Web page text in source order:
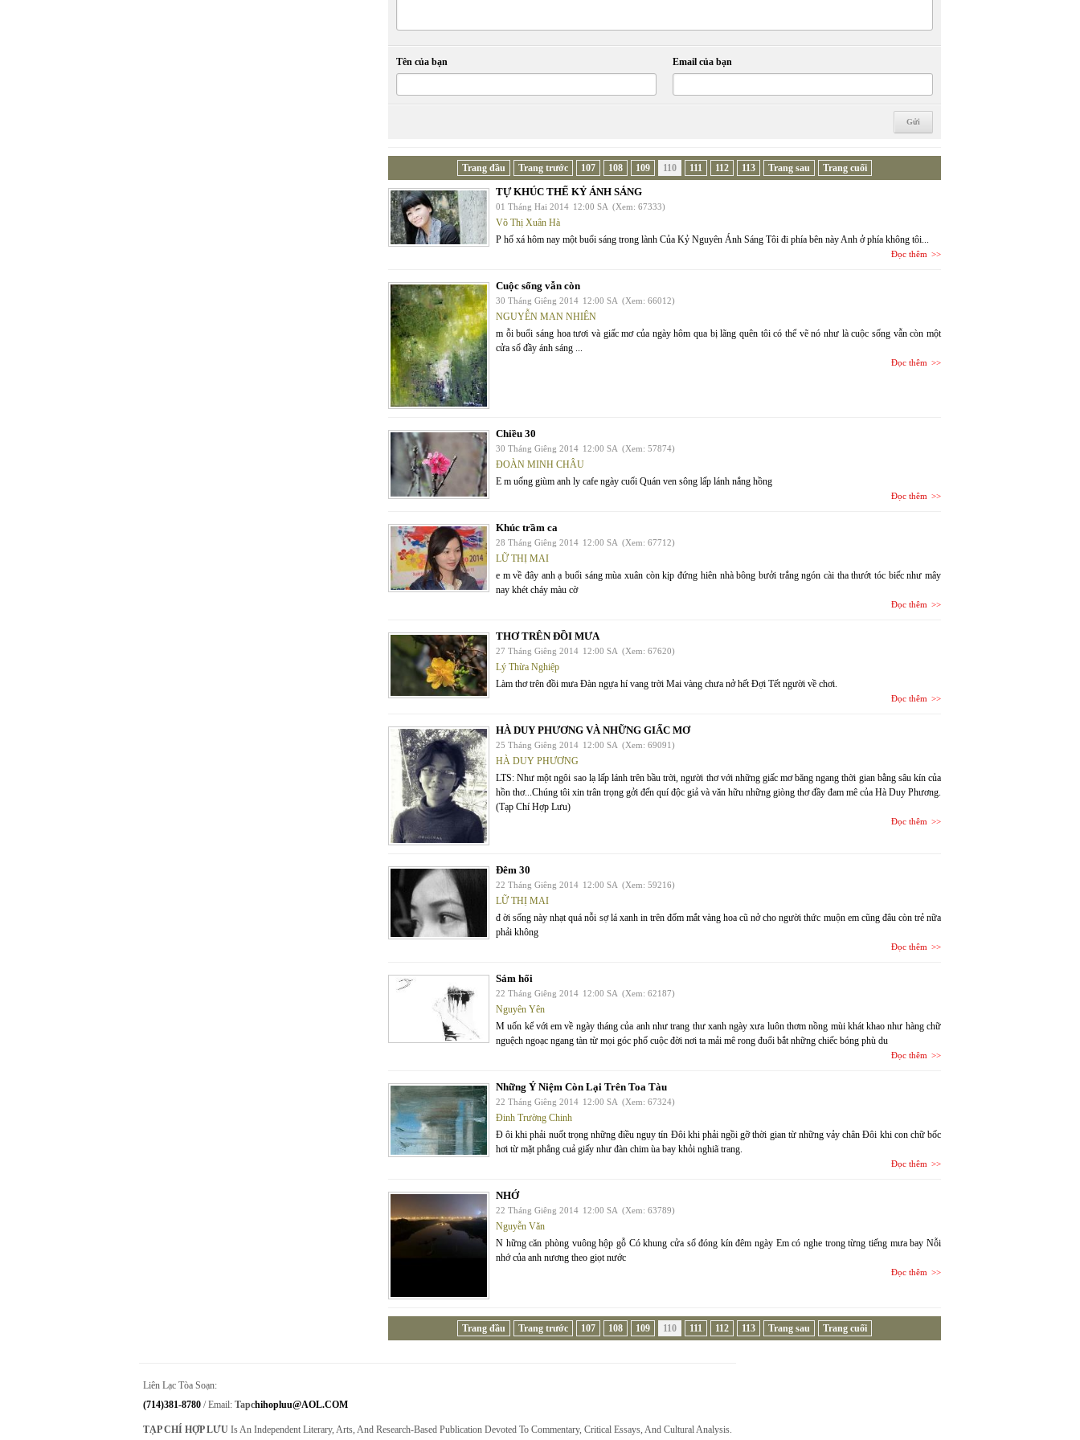
Tên của bạn Email của bạn
Trang đầu Trang trước 107 108 109 110 111 112 113 Trang sau Trang cuối
TỰ KHÚC THẾ KỶ ÁNH SÁNG
01 Tháng Hai 2014 12:00 SA (Xem: 67333)
Võ Thị Xuân Hà
P hố xá hôm nay một buổi sáng trong lành Của Kỷ Nguyên Ánh Sáng Tôi đi phía bên này Anh ở phía không tôi...
Đọc thêm
Cuộc sống vẫn còn
30 Tháng Giêng 2014 12:00 SA (Xem: 66012)
NGUYỄN MAN NHIÊN
m ỗi buổi sáng hoa tươi và giấc mơ của ngày hôm qua bị lãng quên tôi có thể vẽ nó như là cuộc sống vẫn còn một
cửa sổ đầy ánh sáng ...
Đọc thêm
Chiều 30
30 Tháng Giêng 2014 12:00 SA (Xem: 57874)
ĐOÀN MINH CHÂU
E m uống giùm anh ly cafe ngày cuối Quán ven sông lấp lánh nắng hồng
Đọc thêm
Khúc trầm ca
28 Tháng Giêng 2014 12:00 SA (Xem: 67712)
LỮ THỊ MAI
e m về đây anh ạ buổi sáng mùa xuân còn kịp đứng hiên nhà bông bưởi trắng ngón cài tha thướt tóc biếc như mây
nay khét cháy màu cờ
Đọc thêm
THƠ TRÊN ĐỒI MƯA
27 Tháng Giêng 2014 12:00 SA (Xem: 67620)
Lý Thừa Nghiệp
Làm thơ trên đồi mưa Đàn ngựa hí vang trời Mai vàng chưa nở hết Đợi Tết người về chơi.
Đọc thêm
HÀ DUY PHƯƠNG VÀ NHỮNG GIẤC MƠ
25 Tháng Giêng 2014 12:00 SA (Xem: 69091)
HÀ DUY PHƯƠNG
LTS: Như một ngôi sao lạ lấp lánh trên bầu trời, người thơ với những giấc mơ băng ngang thời gian bằng sâu kín của
hồn thơ...Chúng tôi xin trân trọng gởi đến quí độc giả và văn hữu những giòng thơ đầy đam mê của Hà Duy Phương.
(Tạp Chí Hợp Lưu)
Đọc thêm
Đêm 30
22 Tháng Giêng 2014 12:00 SA (Xem: 59216)
LỮ THỊ MAI
đ ời sống này nhạt quá nỗi sợ lá xanh in trên đốm mắt vàng hoa cũ nở cho người thức muộn em cũng đâu còn trẻ nữa
phải không
Đọc thêm
Sám hối
22 Tháng Giêng 2014 12:00 SA (Xem: 62187)
Nguyên Yên
M uốn kể với em về ngày tháng của anh như trang thư xanh ngày xưa luôn thơm nồng mùi khát khao như hàng chữ
nguệch ngoạc ngang tàn từ mọi góc phố cuộc đời nơi ta mải mê rong đuổi bắt những chiếc bóng phù du
Đọc thêm
Những Ý Niệm Còn Lại Trên Toa Tàu
22 Tháng Giêng 2014 12:00 SA (Xem: 67324)
Đinh Trường Chinh
Đ ôi khi phải nuốt trọng những điều ngụy tín Đôi khi phải ngồi gỡ thời gian từ những vảy chân Đôi khi con chữ bốc
hơi từ mặt phẳng cuả giấy như đàn chim ùa bay khỏi nghiã trang.
Đọc thêm
NHỚ
22 Tháng Giêng 2014 12:00 SA (Xem: 63789)
Nguyễn Văn
N hững căn phòng vuông hộp gỗ Có khung cửa sổ đóng kín đêm ngày Em có nghe trong từng tiếng mưa bay Nỗi
nhớ của anh nương theo giọt nước
Đọc thêm
Trang đầu Trang trước 107 108 109 110 111 112 113 Trang sau Trang cuối
Liên Lạc Tòa Soạn:
(714)381-8780 / Email: TapcHihopluu@AOL.COM
TẠP CHÍ HỢP LƯU Is An Independent Literary, Arts, And Research-Based Publication Devoted To Commentary, Critical Essays, And Cultural Analysis.